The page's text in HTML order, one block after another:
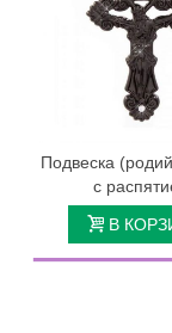
Подвеска
с
В